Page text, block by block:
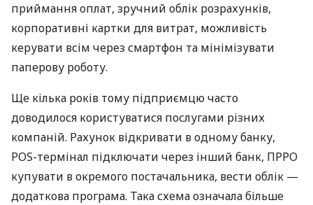
приймання оплат, зручний облік розрахунків,
корпоративні картки для витрат, можливість
керувати всім через смартфон та мінімізувати
паперову роботу.
Ще кілька років тому підприємцю часто
доводилося користуватися послугами різних
компаній. Рахунок відкривати в одному банку,
POS-термінал підключати через інший банк, ПРРО
купувати в окремого постачальника, вести облік —
додаткова програма. Така схема означала більше